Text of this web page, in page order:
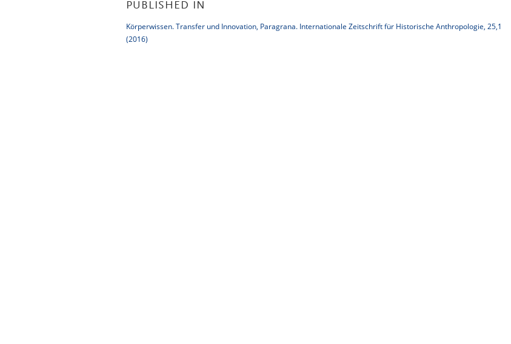
PUBLISHED IN
Körperwissen. Transfer und Innovation, Paragrana. Internationale Zeitschrift für Historische Anthropologie, 25,1
(2016)